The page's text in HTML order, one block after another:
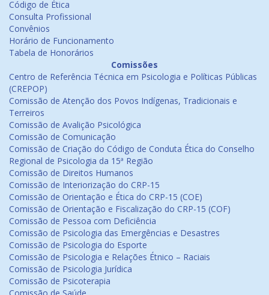
Código de Ética
Consulta Profissional
Convênios
Horário de Funcionamento
Tabela de Honorários
Comissões
Centro de Referência Técnica em Psicologia e Políticas Públicas
(CREPOP)
Comissão de Atenção dos Povos Indígenas, Tradicionais e
Terreiros
Comissão de Avalição Psicológica
Comissão de Comunicação
Comissão de Criação do Código de Conduta Ética do Conselho
Regional de Psicologia da 15ª Região
Comissão de Direitos Humanos
Comissão de Interiorização do CRP-15
Comissão de Orientação e Ética do CRP-15 (COE)
Comissão de Orientação e Fiscalização do CRP-15 (COF)
Comissão de Pessoa com Deficiência
Comissão de Psicologia das Emergências e Desastres
Comissão de Psicologia do Esporte
Comissão de Psicologia e Relações Étnico – Raciais
Comissão de Psicologia Jurídica
Comissão de Psicoterapia